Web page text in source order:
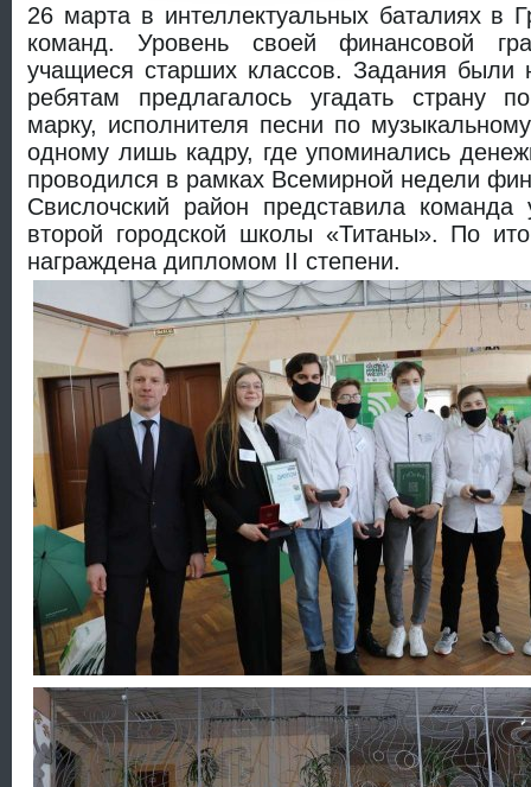
26 марта в интеллектуальных баталиях в
команд. Уровень своей финансовой
учащиеся старших классов. Задания
ребятам предлагалось угадать страну
марку, исполнителя песни по
одному лишь кадру, где упоминались
проводился в рамках Всемирной недели
Свислочский район представила команда
второй городской школы «Титаны». По
награждена дипломом II степени.